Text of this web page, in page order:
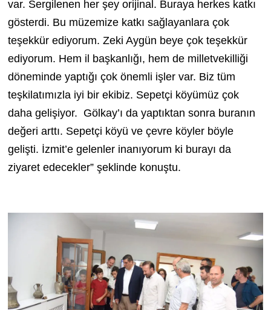
var. Sergilenen her şey orijinal. Buraya herkes katkı
gösterdi. Bu müzemize katkı sağlayanlara çok
teşekkür ediyorum. Zeki Aygün beye çok teşekkür
ediyorum. Hem il başkanlığı, hem de milletvekilliği
döneminde yaptığı çok önemli işler var. Biz tüm
teşkilatımızla iyi bir ekibiz. Sepetçi köyümüz çok
daha gelişiyor. Gölkay’ı da yaptıktan sonra buranın
değeri arttı. Sepetçi köyü ve çevre köyler böyle
gelişti. İzmit’e gelenler inanıyorum ki burayı da
ziyaret edecekler” şeklinde konuştu.